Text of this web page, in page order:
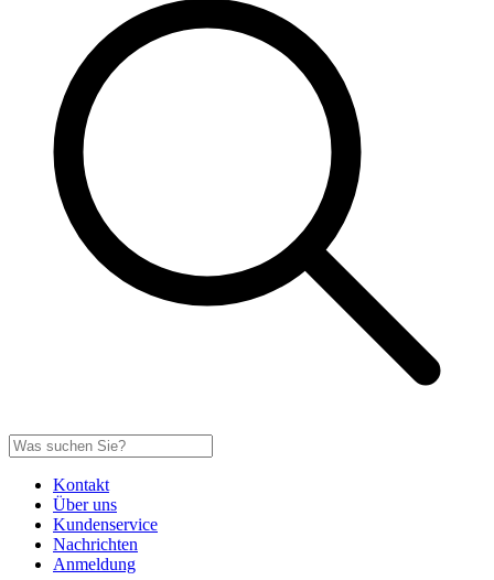
Kontakt
Über uns
Kundenservice
Nachrichten
Anmeldung